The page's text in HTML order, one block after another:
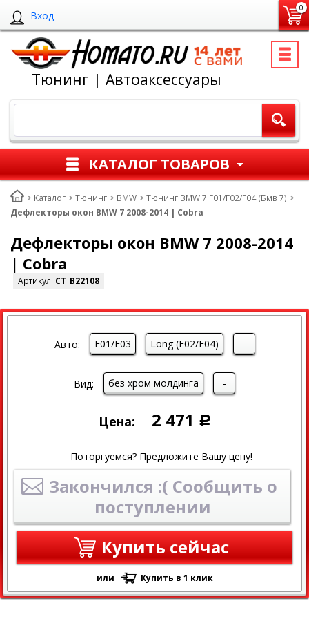
Вход
0
Тюнинг | Автоаксессуары
КАТАЛОГ ТОВАРОВ
Каталог Тюнинг BMW
Тюнинг BMW 7 F01/F02/F04 (Бмв 7)
Дефлекторы окон BMW 7 2008-2014 | Cobra
Дефлекторы окон BMW 7 2008-2014
| Cobra
Артикул: CT_B22108
Авто: F01/F03 Long (F02/F04) -
Вид: без хром молдинга -
Цена: 2 471 Р
Поторгуемся? Предложите Вашу цену!
Закончился :( Сообщить о
поступлении
Купить сейчас
или Купить в 1 клик